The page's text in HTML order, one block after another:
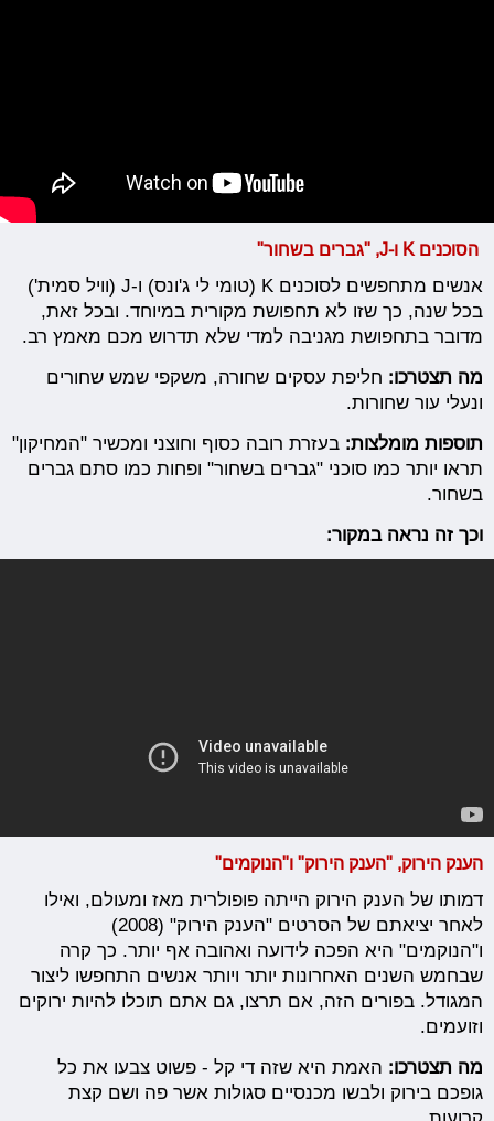
הסוכנים K ו-J, "ג ברים בשחור"
אנשים מתחפשים לסוכנים K (טומי לי ג'ונס) ו-J (וויל סמית')
בכל שנה, כך שזו לא תחפושת מקורית במיוחד. ובכל זאת,
מדובר בתחפושת מגניבה למדי שלא תדרוש מכם מאמץ רב.
מה תצטרכו: חליפת עסקים שחורה, משקפי שמש שחורים
ונעלי עור שחורות.
תוספות מומלצות: בעזרת רובה כסוף וחוצני ומכשיר "המחיקון"
תראו יותר כמו סוכני "גברים בשחור" ופחות כמו סתם גברים
בשחור.
וכך זה נראה במקור:
הענק הירוק, "הענק הירוק" ו"הנוקמים"
דמותו של הענק הירוק הייתה פופולרית מאז ומעולם, ואילו
לאחר יציאתם של הסרטים "הענק הירוק" (2008)
ו"הנוקמים" היא הפכה לידועה ואהובה אף יותר. כך קרה
שבחמש השנים האחרונות יותר ויותר אנשים התחפשו ליצור
המגודל. בפורים הזה, אם תרצו, גם אתם תוכלו להיות ירוקים
וזועמים.
מה תצטרכו: האמת היא שזה די קל - פשוט צבעו את כל
גופכם בירוק ולבשו מכנסיים סגולות אשר פה ושם קצת